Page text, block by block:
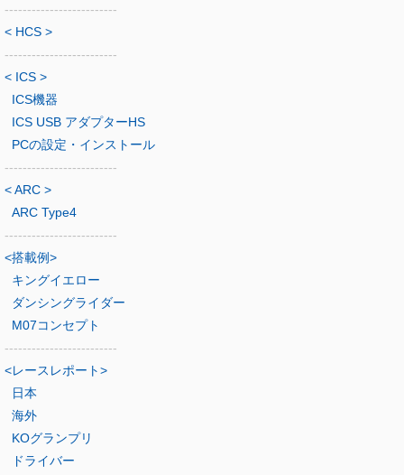
-------------------------
< HCS >
-------------------------
< ICS >
ICS機器
ICS USB アダプターHS
PCの設定・インストール
-------------------------
< ARC >
ARC Type4
-------------------------
<搭載例>
キングイエロー
ダンシングライダー
M07コンセプト
-------------------------
<レースレポート>
日本
海外
KOグランプリ
ドライバー